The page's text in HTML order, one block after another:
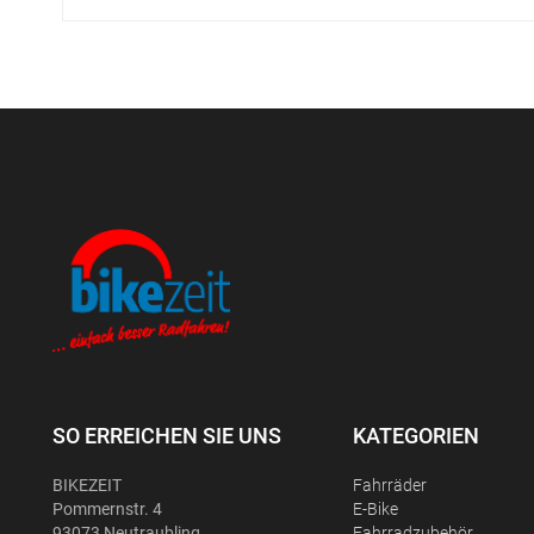
SO ERREICHEN SIE UNS
BIKEZEIT
Pommernstr. 4
KATEGORIEN
Fahrräder
E-Bike